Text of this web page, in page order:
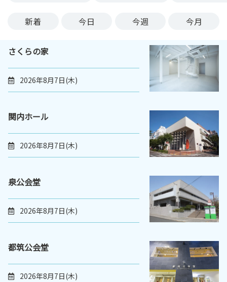
新着 今日 今週 今月
さくらの家
2026年8月7日(木)
関内ホール
2026年8月7日(木)
泉公会堂
2026年8月7日(木)
都筑公会堂
2026年8月7日(木)